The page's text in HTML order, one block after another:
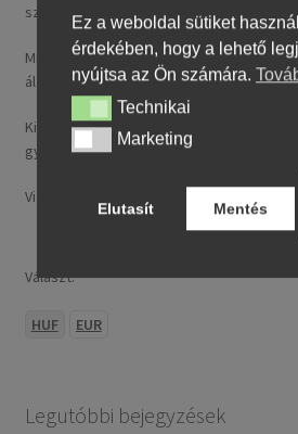
szállítási díj rendelésenként 14,95 € / ~ 5737
Minden nálunk feltüntetett ár tartalmazza
általános forgalmi adót (ÁFA).
Kizárólag új, folyó gyártásból származó,
gyártású termékeket kínálunk.
Visa, MasterCard, Google Pay, Apple Pay
Választ:
HUF EUR
Legutóbbi bejegyzések
Ez a weboldal sütiket
érdekében, hogy a lehető
nyújtsa az Ön számára.
TechnikaiTechnikai
MarketingMarketing
Elutasít Mentés